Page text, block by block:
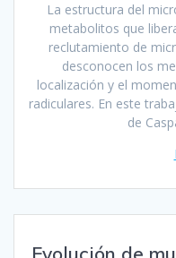
La estructura del
metabolitos que
reclutamiento de
desconocen los
localización y el
radiculares. En este
de